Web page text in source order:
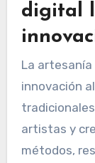
digital
La
innovación
artistas y
métodos,